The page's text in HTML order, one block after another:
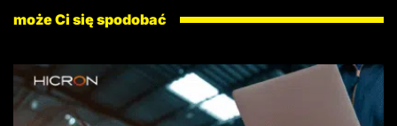
może Ci się spodobać